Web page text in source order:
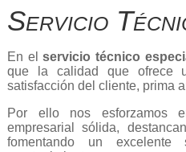
Servicio
En elservicio técnico
que la calidad que ofrece
satisfacción del cliente, prima
Por ello nos esforzamos
empresarial sólida,
fomentando un